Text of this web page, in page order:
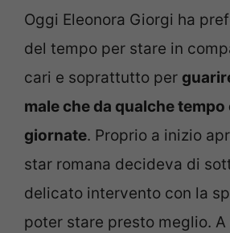
Oggi Eleonora Giorgi ha
del tempo per stare in
cari e soprattutto per
male che da qualche
giornate. Proprio a inizio
star romana decideva di
delicato intervento con la
poter stare presto meglio.